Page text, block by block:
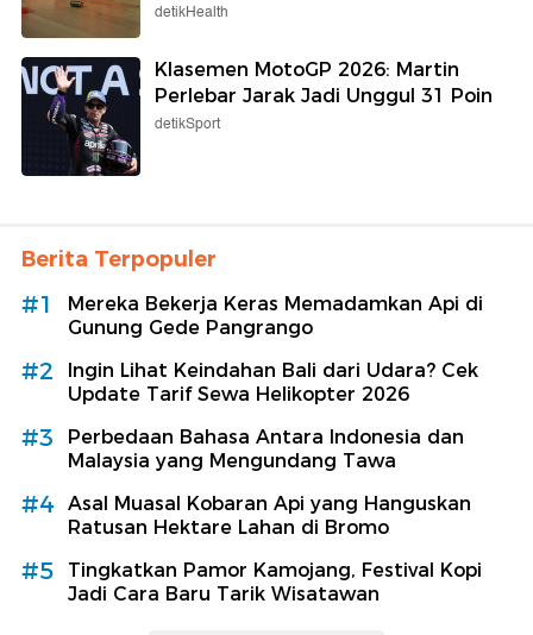
detikHealth
Klasemen MotoGP 2026: Martin
Perlebar Jarak Jadi Unggul 31 Poin
detikSport
Berita Terpopuler
#1
Mereka Bekerja Keras Memadamkan Api di
Gunung Gede Pangrango
#2
Ingin Lihat Keindahan Bali dari Udara? Cek
Update Tarif Sewa Helikopter 2026
#3
Perbedaan Bahasa Antara Indonesia dan
Malaysia yang Mengundang Tawa
#4
Asal Muasal Kobaran Api yang Hanguskan
Ratusan Hektare Lahan di Bromo
#5
Tingkatkan Pamor Kamojang, Festival Kopi
Jadi Cara Baru Tarik Wisatawan